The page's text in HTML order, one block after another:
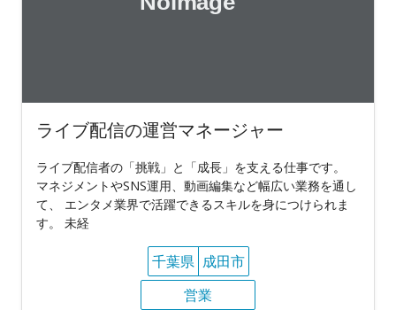
ライブ配信の運営マネージャー
ライブ配信者の「挑戦」と「成長」を支える仕事です。
マネジメントやSNS運用、動画編集など幅広い業務を通し
て、 エンタメ業界で活躍できるスキルを身につけられま
す。 未経
千葉県 成田市
営業